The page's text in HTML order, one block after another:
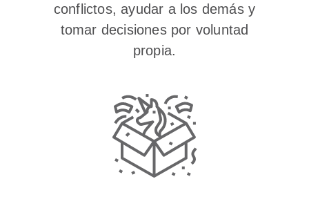
conflictos, ayudar a los demás y
tomar decisiones por voluntad
propia.